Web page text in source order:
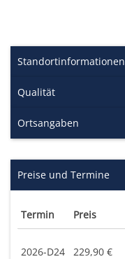
Standortinformationen
Qualität
Ortsangaben
Preise und Termine
Termin Preis
2026-D24 229,90 €